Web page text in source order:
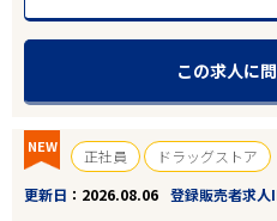
この求人に
NEW 正社員
ドラッグストア
更新日
2026.08.06 登録販売者求人